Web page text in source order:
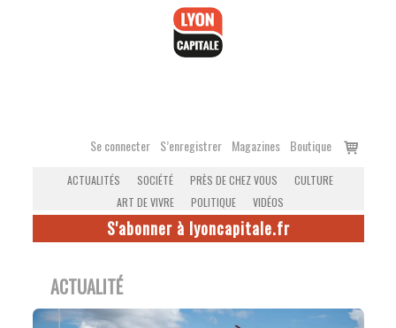
Se connecter S’enregistrer Magazines Boutique
Voir
ACTUALITÉS SOCIÉTÉ PRÈS DE CHEZ VOUS
CULTURE
ART DE VIVRE
POLITIQUE VIDÉOS
S'abonner à lyoncapitale.fr
ACTUALITÉ